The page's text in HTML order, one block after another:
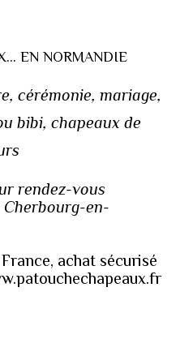
EN NORMANDIE
cérémonie, mariage,
bibi, chapeaux de
rendez-vous
Cherbourg-en-
achat sécurisé